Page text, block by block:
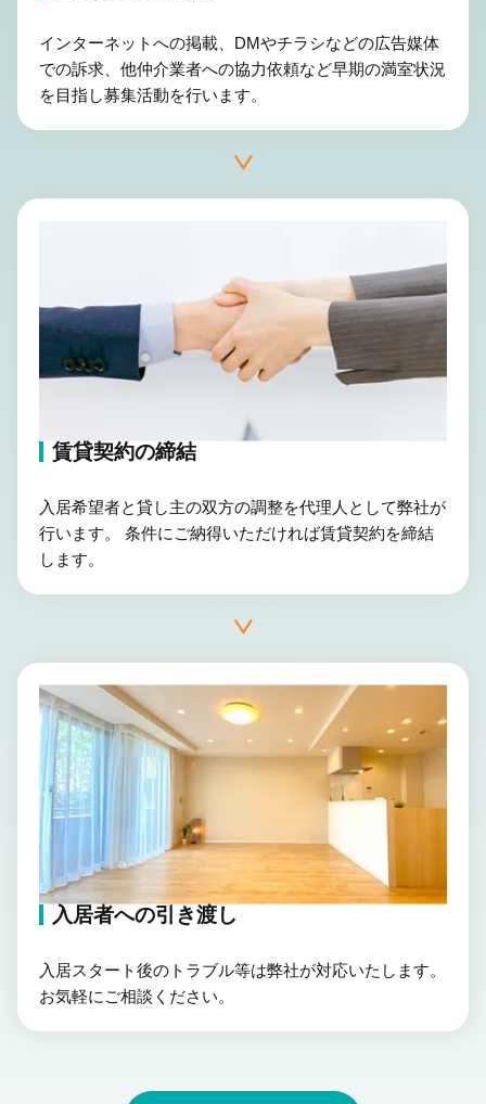
インターネットへの掲載、DMやチラシなどの広告媒体
での訴求、他仲介業者への協力依頼など早期の満室状況
を目指し募集活動を行います。
賃貸契約の締結
入居希望者と貸し主の双方の調整を代理人として弊社が
行います。 条件にご納得いただければ賃貸契約を締結
します。
入居者への引き渡し
入居スタート後のトラブル等は弊社が対応いたします。
お気軽にご相談ください。